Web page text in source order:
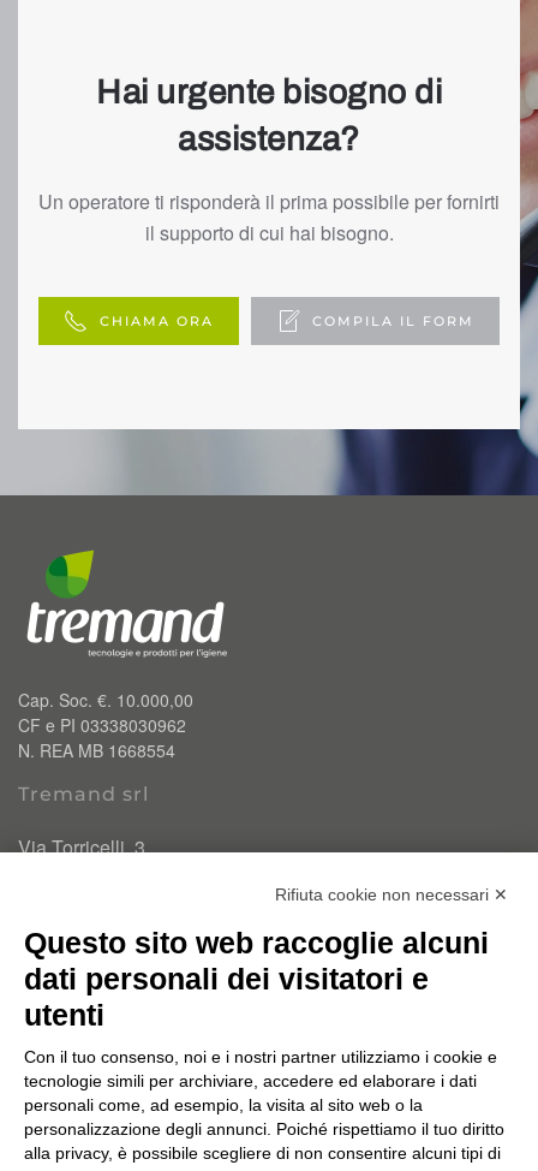
Hai urgente bisogno di
assistenza?
Un operatore ti risponderà il prima possibile per fornirti
il supporto di cui hai bisogno.
CHIAMA ORA COMPILA IL FORM
Cap. Soc. €. 10.000,00
CF e PI 03338030962
N. REA MB 1668554
Tremand srl
Via Torricelli, 3
info@tremand.it
Pec:amministrazione.tremandsrl@pec.it
Chi siamo
Un'esperienza e un know-how acquisito nel corso di 35
anni di attività ci permette di offrire PRODOTTI E
SOLUZIONI MIRATI per ogni tipo di problema.
Rifiuta cookie non necessari ✕
Questo sito web raccoglie alcuni
dati personali dei visitatori e
utenti
Con il tuo consenso, noi e i nostri partner utilizziamo i cookie e
tecnologie simili per archiviare, accedere ed elaborare i dati
personali come, ad esempio, la visita al sito web o la
personalizzazione degli annunci. Poiché rispettiamo il tuo diritto
alla privacy, è possibile scegliere di non consentire alcuni tipi di